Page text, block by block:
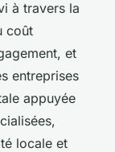
à travers la
coût
et
entreprises
appuyée
locale et